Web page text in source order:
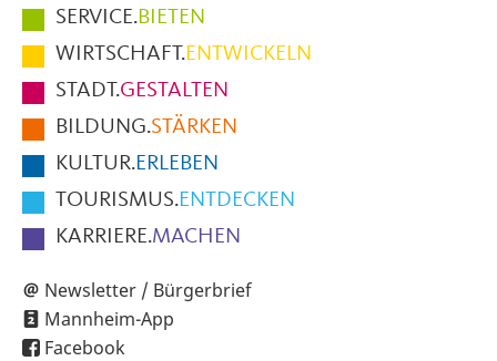
Hauptmenüpunkte
im
Fußbereich
der
Seite
SERVICE.BIETEN
WIRTSCHAFT.ENTWICKELN
STADT.GESTALTEN
BILDUNG.STÄRKEN
KULTUR.ERLEBEN
TOURISMUS.ENTDECKEN
KARRIERE.MACHEN
Newsletter / Bürgerbrief
Mannheim-App
Facebook